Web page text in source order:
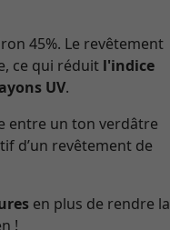
45%. Le revêtement
ce qui réduit l'indice
UV.
entre un ton verdâtre
d’un revêtement de
en plus de rendre la
!